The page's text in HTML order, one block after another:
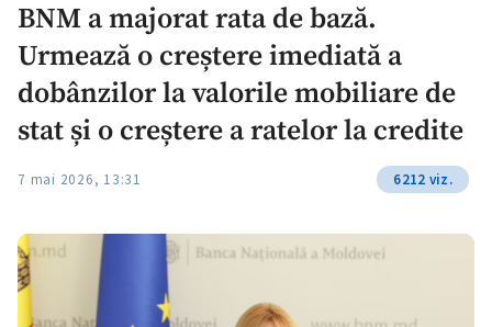
Special
Blog
ZdGust
BNM a majorat rata de bază.
Urmează o creștere imediată a
dobânzilor la valorile mobiliare de
stat și o creștere a ratelor la credite
7 mai 2026, 13:31 6212 viz.